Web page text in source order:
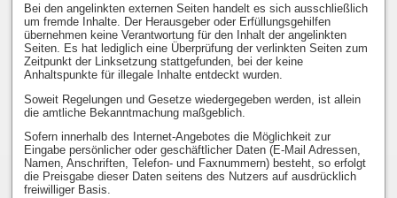
Bei den angelinkten externen Seiten handelt es sich ausschließlich
um fremde Inhalte. Der Herausgeber oder Erfüllungsgehilfen
übernehmen keine Verantwortung für den Inhalt der angelinkten
Seiten. Es hat lediglich eine Überprüfung der verlinkten Seiten zum
Zeitpunkt der Linksetzung stattgefunden, bei der keine
Anhaltspunkte für illegale Inhalte entdeckt wurden.
Soweit Regelungen und Gesetze wiedergegeben werden, ist allein
die amtliche Bekanntmachung maßgeblich.
Sofern innerhalb des Internet-Angebotes die Möglichkeit zur
Eingabe persönlicher oder geschäftlicher Daten (E-Mail Adressen,
Namen, Anschriften, Telefon- und Faxnummern) besteht, so erfolgt
die Preisgabe dieser Daten seitens des Nutzers auf ausdrücklich
freiwilliger Basis.